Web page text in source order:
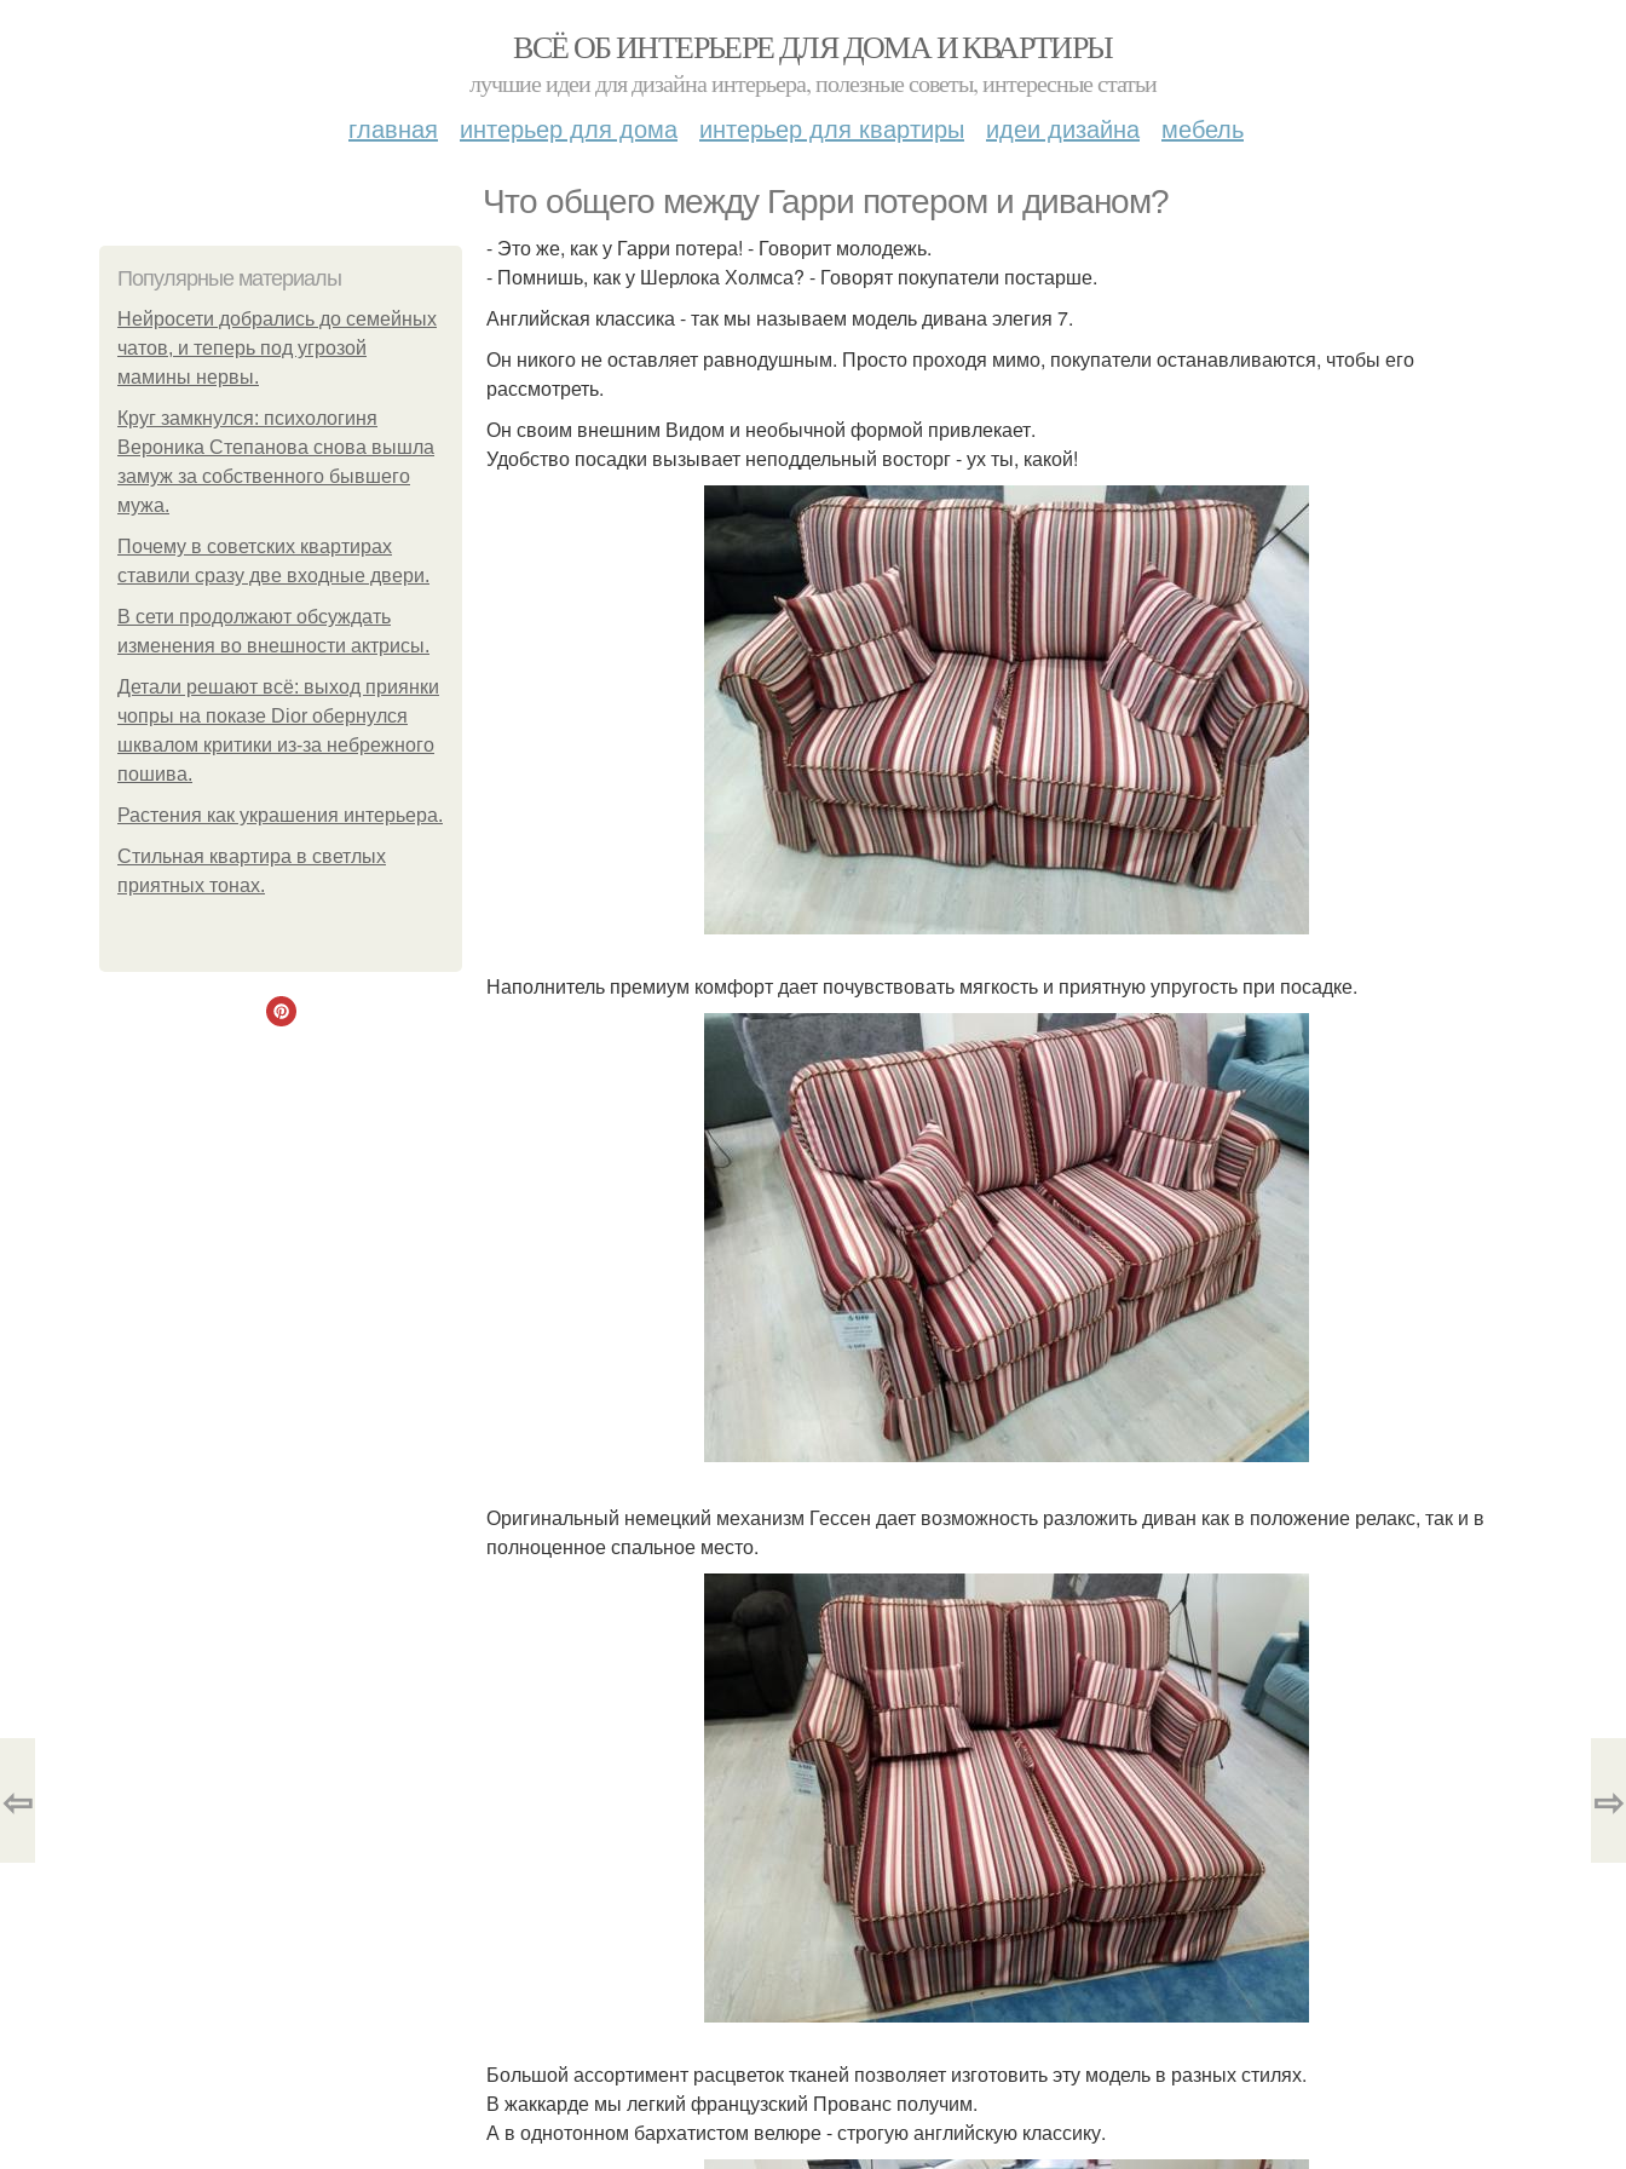
ВСЁ ОБ ИНТЕРЬЕРЕ ДЛЯ ДОМА И КВАРТИРЫ
лучшие идеи для дизайна интерьера, полезные советы, интересные статьи
главная интерьер для дома интерьер для квартиры идеи дизайна мебель
Что общего между Гарри потером и диваном?
Популярные материалы
Нейросети добрались до семейных
чатов, и теперь под угрозой
мамины нервы.
Круг замкнулся: психологиня
Вероника Степанова снова вышла
замуж за собственного бывшего
мужа.
Почему в советских квартирах
ставили сразу две входные двери.
В сети продолжают обсуждать
изменения во внешности актрисы.
Детали решают всё: выход приянки
чопры на показе Dior обернулся
шквалом критики из-за небрежного
пошива.
Растения как украшения интерьера.
Стильная квартира в светлых
приятных тонах.
- Это же, как у Гарри потера! - Говорит молодежь.
- Помнишь, как у Шерлока Холмса? - Говорят покупатели постарше.
Английская классика - так мы называем модель дивана элегия 7.
Он никого не оставляет равнодушным. Просто проходя мимо, покупатели останавливаются, чтобы его
рассмотреть.
Он своим внешним Видом и необычной формой привлекает.
Удобство посадки вызывает неподдельный восторг - ух ты, какой!
Наполнитель премиум комфорт дает почувствовать мягкость и приятную упругость при посадке.
Оригинальный немецкий механизм Гессен дает возможность разложить диван как в положение релакс, так и в
полноценное спальное место.
Большой ассортимент расцветок тканей позволяет изготовить эту модель в разных стилях.
В жаккарде мы легкий французский Прованс получим.
А в однотонном бархатистом велюре - строгую английскую классику.
⇦ ⇨